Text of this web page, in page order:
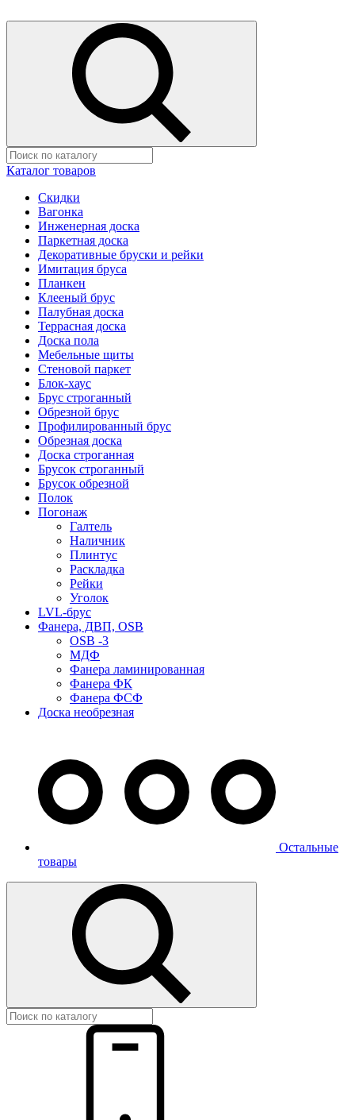
Каталог товаров
Скидки
Вагонка
Инженерная доска
Паркетная доска
Декоративные бруски и рейки
Имитация бруса
Планкен
Клееный брус
Палубная доска
Террасная доска
Доска пола
Мебельные щиты
Стеновой паркет
Блок-хаус
Брус строганный
Обрезной брус
Профилированный брус
Обрезная доска
Доска строганная
Брусок строганный
Брусок обрезной
Полок
Погонаж
Галтель
Наличник
Плинтус
Раскладка
Рейки
Уголок
LVL-брус
Фанера, ДВП, OSB
OSB -3
МДФ
Фанера ламинированная
Фанера ФК
Фанера ФСФ
Доска необрезная
Остальные
товары